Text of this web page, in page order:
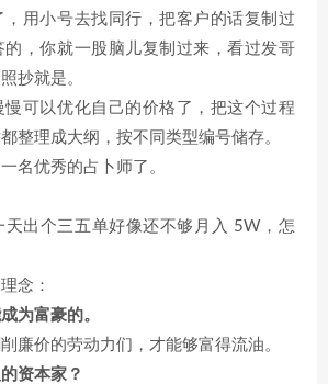
用小号去找同行，把客户的话复制过
的，你就一股脑儿复制过来，看过发哥
抄就是。
可以优化自己的价格了，把这个过程
整理成大纲，按不同类型编号储存。
名优秀的占卜师了。
天出个三五单好像还不够月入 5W，怎
念：
为富豪的。
廉价的劳动力们，才能够富得流油。
资本家？